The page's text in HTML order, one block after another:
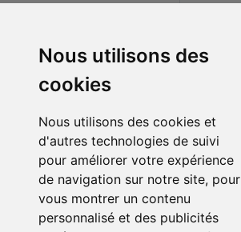
Nous utilisons des
cookies
Nous utilisons des cookies et
d'autres technologies de suivi
pour améliorer votre expérience
de navigation sur notre site, pour
vous montrer un contenu
personnalisé et des publicités
15.00€ 0
D&D - 88286 paladin human male Miniature - Donjons Dragons
12.00€